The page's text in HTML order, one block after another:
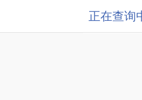
正在查询